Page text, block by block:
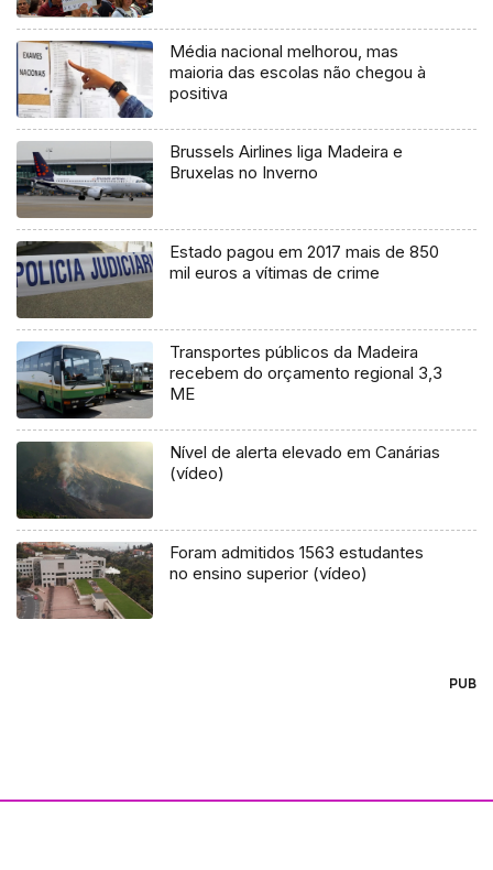
Média nacional melhorou, mas
maioria das escolas não chegou à
positiva
Brussels Airlines liga Madeira e
Bruxelas no Inverno
Estado pagou em 2017 mais de 850
mil euros a vítimas de crime
Transportes públicos da Madeira
recebem do orçamento regional 3,3
ME
Nível de alerta elevado em Canárias
(vídeo)
Foram admitidos 1563 estudantes
no ensino superior (vídeo)
PUB